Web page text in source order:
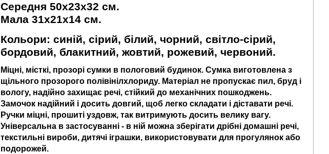
Середня 50х23х32 см.
Мала 31х21х14 см.
Кольори: синій, сірий, білий, чорний, світло-сірий,
бордовий, блакитний, жовтий, рожевий, червоний.
Міцні, місткі, прозорі сумки в пологовий будинок. Сумка виготовлена з
щільного прозорого полівінілхлориду. Матеріал не пропускає пил, бруд і
вологу, надійно захищає речі, стійкий до механічних пошкоджень.
Замочок надійний і досить довгий, щоб легко складати і діставати речі.
Ручки міцні, прошиті уздовж, так витримують досить велику вагу.
Універсальна в застосуванні - в ній можна зберігати дрібні домашні речі,
текстильні вироби, дитячі іграшки, використовувати для прогулянок або
подорожей.